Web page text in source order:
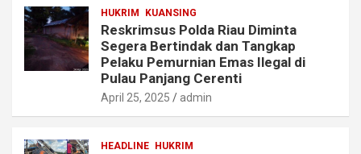
HUKRIM KUANSING
Reskrimsus Polda Riau Diminta
Segera Bertindak dan Tangkap
Pelaku Pemurnian Emas Ilegal di
Pulau Panjang Cerenti
April 25, 2025 admin
HEADLINE HUKRIM